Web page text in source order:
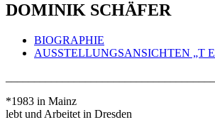
DOMINIK SCHÄFER
BIOGRAPHIE
AUSSTELLUNGSANSICHTEN „T
*1983 in Mainz
lebt und Arbeitet in Dresden